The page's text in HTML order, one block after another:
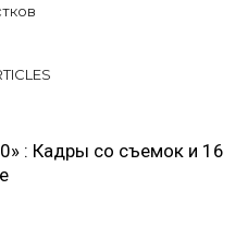
: Кадры со съемок и 16